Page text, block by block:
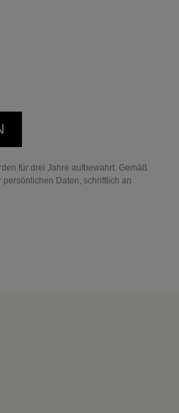
für drei Jahre aufbewahrt. Gemäß
Daten, schriftlich an